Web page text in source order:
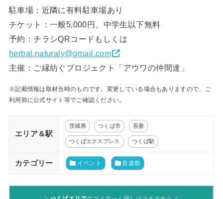
駐車場：近隣に有料駐車場あり
チケット：一般5,000円、中学生以下無料
予約：チラシQRコードもしくは
herbal.naturaly@gmail.com
主催：ご縁紡ぐプロジェクト「アウワの仲間達」
※記載情報は取材当時のものです。変更している場合もありますので、ご
利用前に公式サイト等でご確認ください。
エリア＆駅
茨城県 つくば市 吾妻
つくばエクスプレス つくば駅
カテゴリー イベント 音楽祭